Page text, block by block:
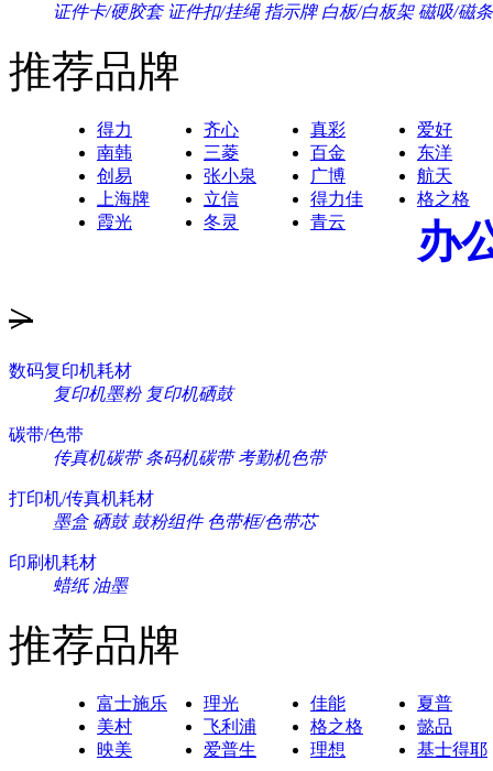
证件卡/硬胶套 证件扣/挂绳 指示牌 白板/白板架 磁吸/磁条
推荐品牌
得力 齐心 真彩
爱好
南韩
三菱 百金
东洋
创易
张小泉 广博
航天
上海牌
立信 得力佳
格之格
霞光
冬灵 青云 办
>
数码复印机耗材
复印机墨粉 复印机硒鼓
碳带/色带
传真机碳带 条码机碳带 考勤机色带
打印机/传真机耗材
墨盒 硒鼓 鼓粉组件 色带框/色带芯
印刷机耗材
蜡纸 油墨
推荐品牌
富士施乐 理光 佳能
夏普
美村
飞利浦 格之格
懿品
映美
爱普生 理想 基士得耶